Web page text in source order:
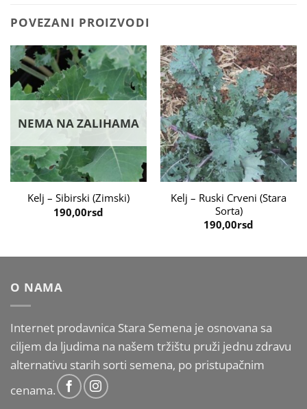
POVEZANI PROIZVODI
NEMA NA ZALIHAMA
Kelj – Sibirski (Zimski)
190,00rsd
Kelj – Ruski Crveni (Stara
Sorta)
190,00rsd
O NAMA
Internet prodavnica Stara Semena je osnovana sa
ciljem da ljudima na našem tržištu pruži jednu zdravu
alternativu starih sorti semena, po pristupačnim
cenama.